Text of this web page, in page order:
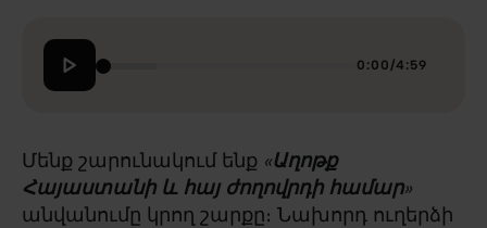
0:00 /4:59
Մենք շարունակում ենք «Աղոթք
Հայաստանի և հայ ժողովրդի համար»
անվանումը կրող շարքը։ Նախորդ ուղերձի